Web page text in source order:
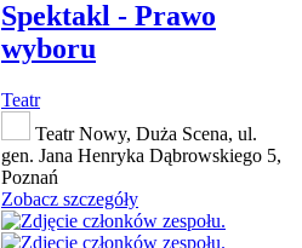
Spektakl - Prawo
wyboru
Teatr
Teatr Nowy, Duża Scena, ul.
gen. Jana Henryka Dąbrowskiego 5,
Poznań
Zobacz szczegóły